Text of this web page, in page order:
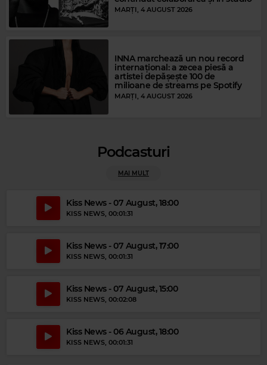
STELLA STARLIGHT TRIO, ANN LENNOX, LINDA PERRY, DAVID ALLAN
STEWART GET THE PARTY STARTED
MARȚI, 4 AUGUST 2026
INNA marchează un nou record
internațional: a zecea piesă a
artistei depășește 100 de
milioane de streams pe Spotify
MARȚI, 4 AUGUST 2026
Podcasturi
MAI MULT
Kiss News - 07 August, 18:00
KISS NEWS, 00:01:31
Kiss News - 07 August, 17:00
KISS NEWS, 00:01:31
Kiss News - 07 August, 15:00
KISS NEWS, 00:02:08
Kiss News - 06 August, 18:00
KISS NEWS, 00:01:31